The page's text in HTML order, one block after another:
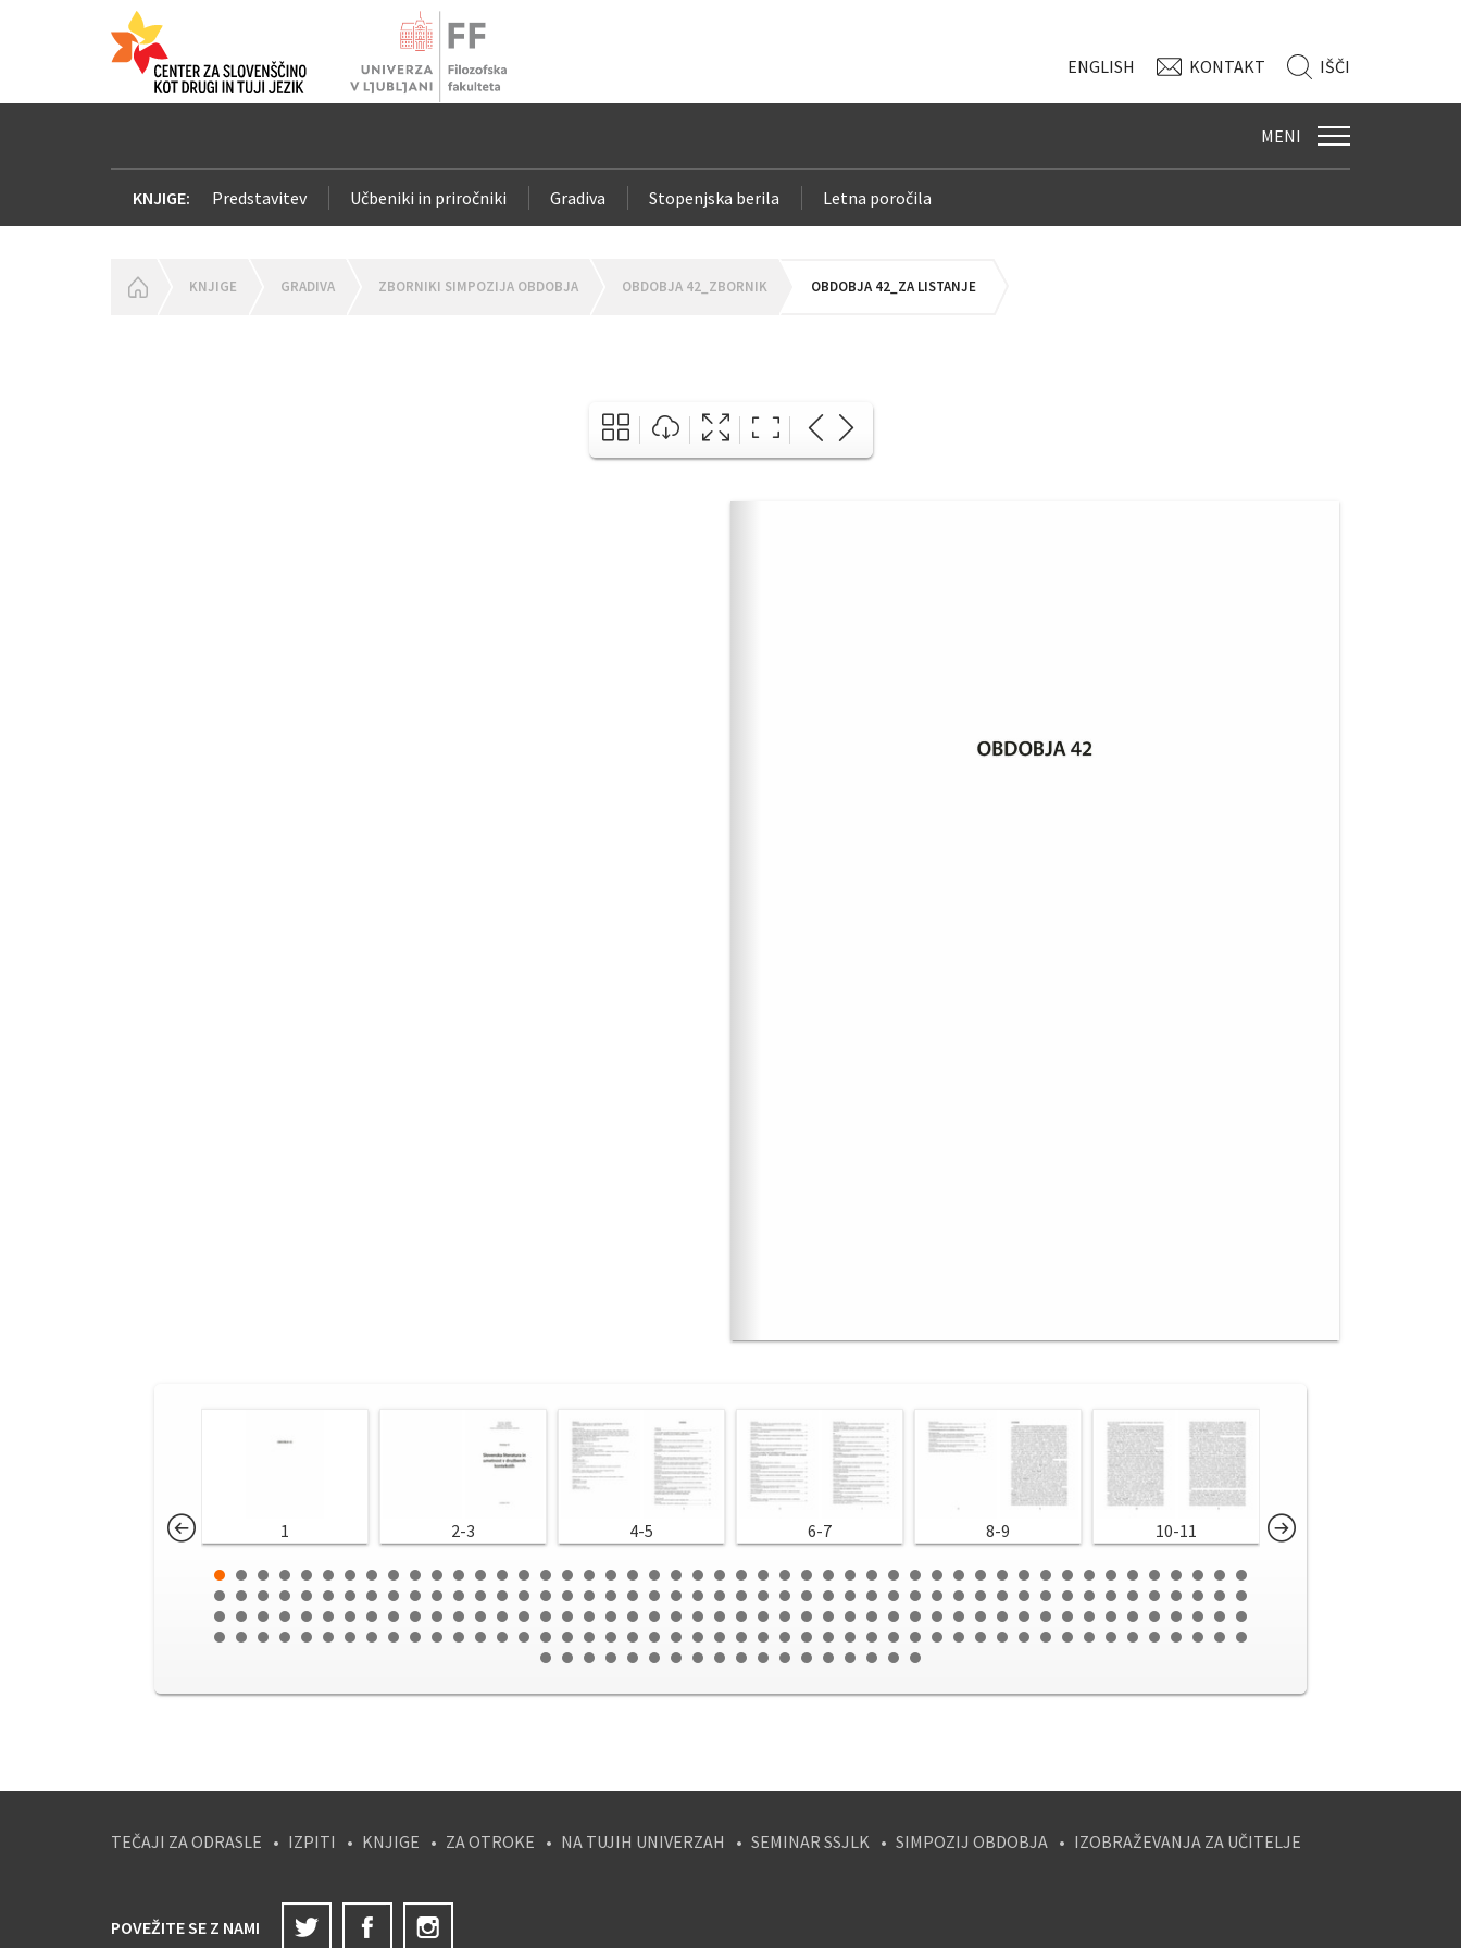
ENGLISH KONTAKT IŠČI
MENI
KNJIGE: Predstavitev Učbeniki in priročniki Gradiva Stopenjska berila Letna poročila
HOMEPAGE
KNJIGE GRADIVA ZBORNIKI SIMPOZIJA OBDOBJA OBDOBJA 42_ZBORNIK OBDOBJA 42_ZA LISTANJE
1 2-3 4-5 6-7 8-9 10-11
TEČAJI ZA ODRASLE IZPITI KNJIGE ZA OTROKE NA TUJIH UNIVERZAH SEMINAR SSJLK SIMPOZIJ OBDOBJA IZOBRAŽEVANJA ZA UČITELJE
POVEŽITE SE Z NAMI
Twitter Facebook